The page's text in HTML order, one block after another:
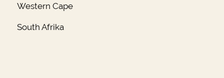
Western Cape
South Afrika